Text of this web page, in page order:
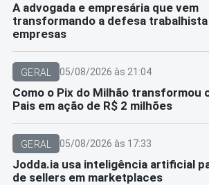
A advogada e empresária que vem
transformando a defesa trabalhista
empresas
GERAL 05/08/2026 às 21:04
Como o Pix do Milhão transformou
Pais em ação de R$ 2 milhões
GERAL 05/08/2026 às 17:33
Jodda.ia usa inteligência artificial
de sellers em marketplaces